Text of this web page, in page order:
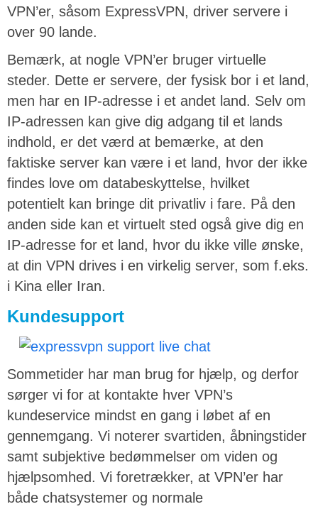
VPN’er, såsom ExpressVPN, driver servere i
over 90 lande.
Bemærk, at nogle VPN’er bruger virtuelle
steder. Dette er servere, der fysisk bor i et land,
men har en IP-adresse i et andet land. Selv om
IP-adressen kan give dig adgang til et lands
indhold, er det værd at bemærke, at den
faktiske server kan være i et land, hvor der ikke
findes love om databeskyttelse, hvilket
potentielt kan bringe dit privatliv i fare. På den
anden side kan et virtuelt sted også give dig en
IP-adresse for et land, hvor du ikke ville ønske,
at din VPN drives i en virkelig server, som f.eks.
i Kina eller Iran.
Kundesupport
Sommetider har man brug for hjælp, og derfor
sørger vi for at kontakte hver VPN’s
kundeservice mindst en gang i løbet af en
gennemgang. Vi noterer svartiden, åbningstider
samt subjektive bedømmelser om viden og
hjælpsomhed. Vi foretrækker, at VPN’er har
både chatsystemer og normale